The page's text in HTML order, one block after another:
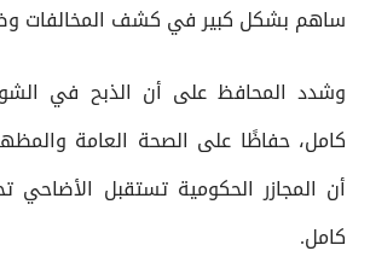
ساهم بشكل كبير في كشف المخالفات
وشدد المحافظ على أن الذبح في
كامل، حفاظًا على الصحة العامة
أن المجازر الحكومية تستقبل
كامل.